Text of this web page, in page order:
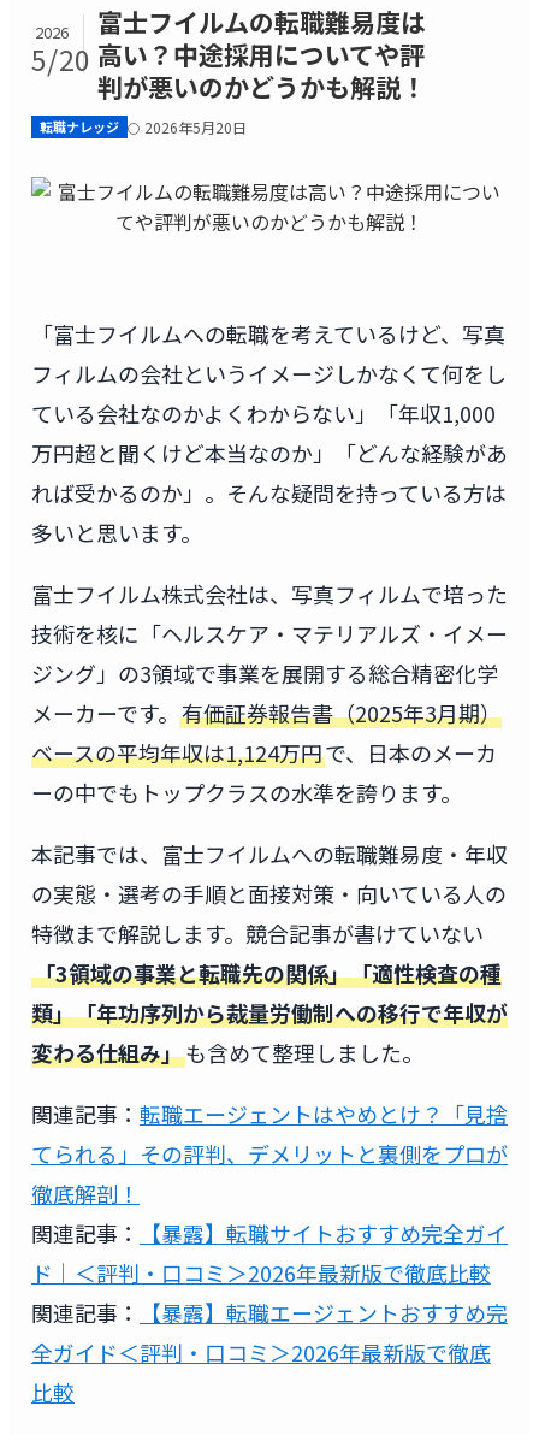
2026
5/20
富士フイルムの転職難易度は
高い？中途採用についてや評
判が悪いのかどうかも解説！
転職ナレッジ 2026年5月20日
「富士フイルムへの転職を考えているけど、写真
フィルムの会社というイメージしかなくて何をし
ている会社なのかよくわからない」「年収1,000
万円超と聞くけど本当なのか」「どんな経験があ
れば受かるのか」。そんな疑問を持っている方は
多いと思います。
富士フイルム株式会社は、写真フィルムで培った
技術を核に「ヘルスケア・マテリアルズ・イメー
ジング」の3領域で事業を展開する総合精密化学
メーカーです。 有価証券報告書（2025年3月期）
ベースの平均年収は1,124万円で、日本のメーカ
ーの中でもトップクラスの水準を誇ります。
本記事では、富士フイルムへの転職難易度・年収
の実態・選考の手順と面接対策・向いている人の
特徴まで解説します。競合記事が書けていない
「3領域の事業と転職先の関係」「適性検査の種
類」「年功序列から裁量労働制への移行で年収が
変わる仕組み」も含めて整理しました。
関連記事： 転職エージェントはやめとけ？「見捨
てられる」その評判、デメリットと裏側をプロが
徹底解剖！
関連記事：
【暴露】転職サイトおすすめ完全ガイ
ド｜＜評判・口コミ＞2026年最新版で徹底比較
関連記事：
【暴露】転職エージェントおすすめ完
全ガイド＜評判・口コミ＞2026年最新版で徹底
比較